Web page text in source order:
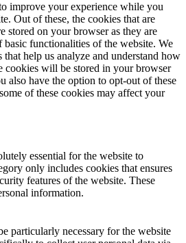
improve your experience while you
Out of these, the cookies that are
stored on your browser as they are
functionalities of the website. We
help us analyze and understand how
cookies will be stored in your browser
also have the option to opt-out of these
of these cookies may affect your
essential for the website to
only includes cookies that ensures
features of the website. These
information.
particularly necessary for the website